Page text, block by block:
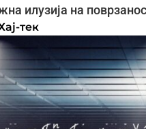
илузија на
тек